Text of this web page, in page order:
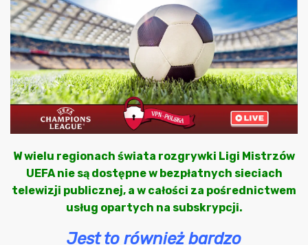
W wielu regionach świata rozgrywki Ligi Mistrzów
UEFA nie są dostępne w bezpłatnych sieciach
telewizji publicznej, a w całości za pośrednictwem
usług opartych na subskrypcji.
Jest to również bardzo